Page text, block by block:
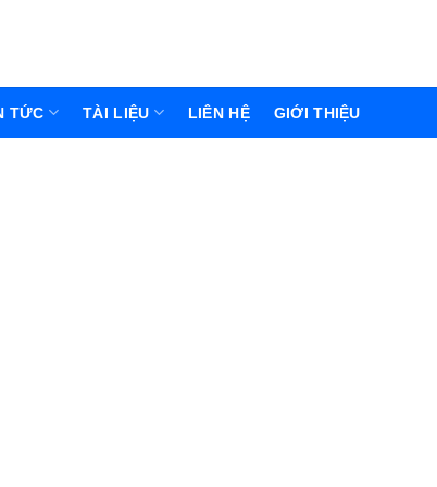
TỨC TÀI LIỆU LIÊN HỆ GIỚI THIỆU